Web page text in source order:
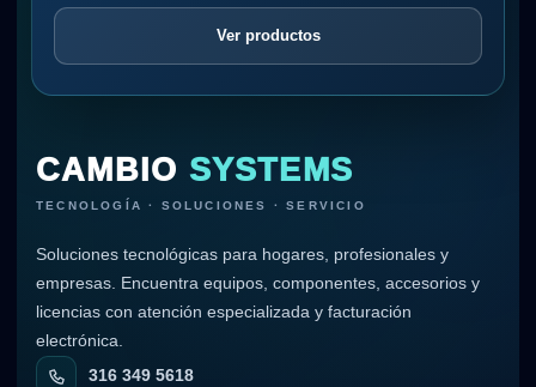
Ver productos
CAMBIO SYSTEMS
TECNOLOGÍA · SOLUCIONES · SERVICIO
Soluciones tecnológicas para hogares, profesionales y
empresas. Encuentra equipos, componentes, accesorios y
licencias con atención especializada y facturación
electrónica.
316 349 5618